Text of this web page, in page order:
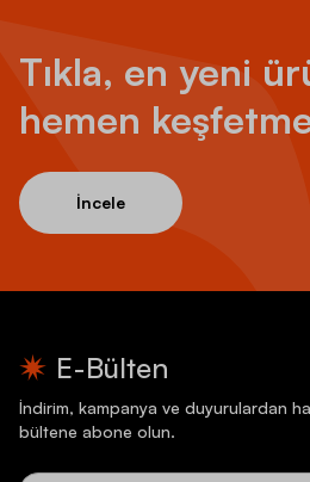
Tıkla, en yeni
hemen
İncele
E-Bülten
İndirim, kampanya ve duyurulardan
bültene abone olun.